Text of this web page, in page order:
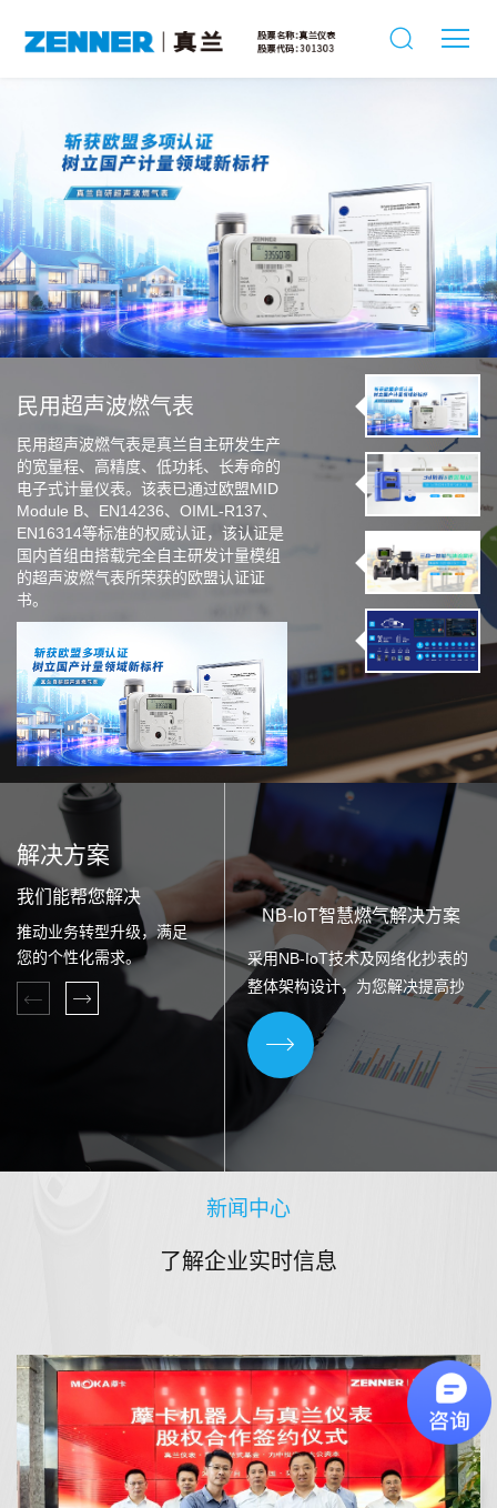
民用超声波燃气表
民用超声波燃气表是真兰自主研发生产
的宽量程、高精度、低功耗、长寿命的
电子式计量仪表。该表已通过欧盟MID
Module B、EN14236、OIML-R137、
EN16314等标准的权威认证，该认证是
国内首组由搭载完全自主研发计量模组
的超声波燃气表所荣获的欧盟认证证
书。
解决方案
我们能帮您解决
推动业务转型升级，满足
您的个性化需求。
NB-IoT智慧燃气解决方案
采用NB-IoT技术及网络化抄表的
整体架构设计，为您解决提高抄
表效率、降低成本投入、降低成
本投入、减少经营损失、系统解
决方案。
新闻中心
了解企业实时信息